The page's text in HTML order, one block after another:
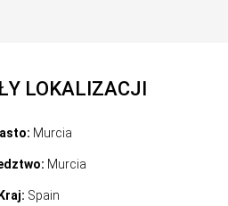
LOKALIZACJI
Murcia
Murcia
Kraj: Spain